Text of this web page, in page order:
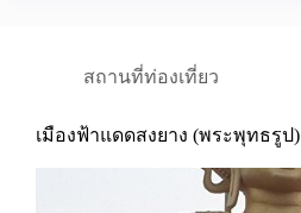
สถานที่ท่องเที่ยว
เมืองฟ้าแดดสงยาง (พระพุทธรูป)